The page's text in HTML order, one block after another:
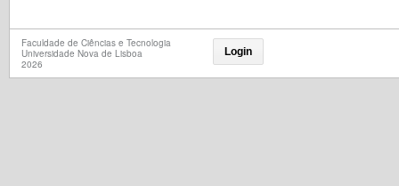
Faculdade de Ciências e Tecnologia
Universidade Nova de Lisboa
2026
Login